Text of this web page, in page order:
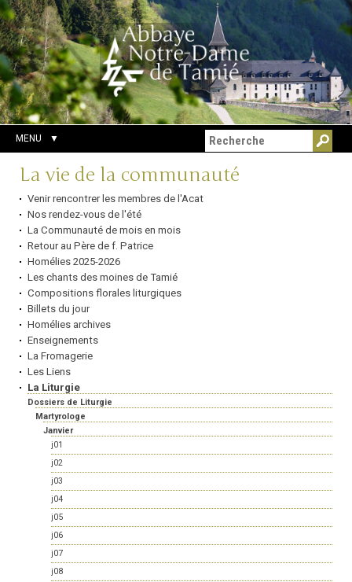
Aller
au
contenu.
|
Aller
à
la
navigation
Outils
personnels
Chercher par
Recherche
avancée…
MENU
Navigation
La vie de la communauté
Venir rencontrer les membres de l'Acat
Nos rendez-vous de l'été
La Communauté de mois en mois
Retour au Père de f. Patrice
Homélies 2025-2026
Les chants des moines de Tamié
Compositions florales liturgiques
Billets du jour
Homélies archives
Enseignements
La Fromagerie
Les Liens
La Liturgie
Dossiers de Liturgie
Martyrologe
Janvier
j01
j02
j03
j04
j05
j06
j07
j08